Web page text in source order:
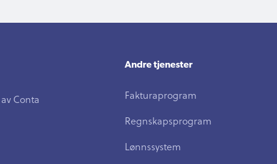
Conta
Andre tjenester
Fakturaprogram
Regnskapsprogram
Lønnssystem